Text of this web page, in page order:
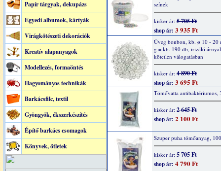
Papír tárgyak, dekupázs
Egyedi albumok, kártyák
Virágkötészeti dekorációk
Kreatív alapanyagok
Modellezés, formaöntés
Hagyományos technikák
Barkácsfilc, textil
Gyöngyök, ékszerkészítés
Építő barkács csomagok
Könyvek, ötletek
színek
kisker ár: 5 705 Ft
shop ár: 3 935 Ft
Üveg bonbon, kb. ø 10 - 20
g = kb. 190 db, irizáló
kötetlen válogatásban
kisker ár: 4 890 Ft
shop ár: 3 695 Ft
Tömővatta antibaktériumos,
kisker ár: 2 645 Ft
shop ár: 2 100 Ft
Szuper puha tömőanyag,
kisker ár: 5 705 Ft
shop ár: 4 790 Ft